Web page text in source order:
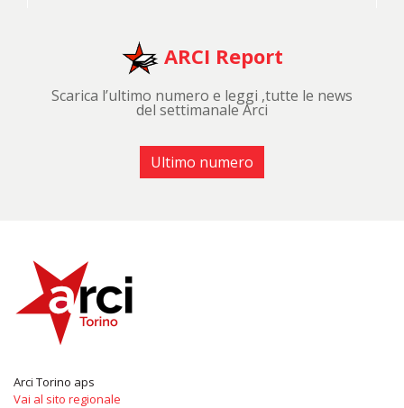
ARCI Report
Scarica l’ultimo numero e leggi ,tutte le news
del settimanale Arci
Ultimo numero
Arci Torino aps
Vai al sito regionale